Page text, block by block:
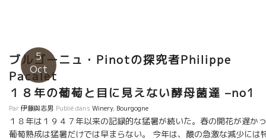
5
Oct
ブルゴーニュ・Pinotの探究者Philippe
１８年の葡萄と目に見えない酵母菌達 –no1
Par伊藤與志男 Publié dans Winery, Bourgogne
１８年は１９４７年以来の記録的な猛暑が続いた。春の開花が遅か
葡萄熟成は猛暑だけでは早まらない。 今年は、酸の急激な減少には